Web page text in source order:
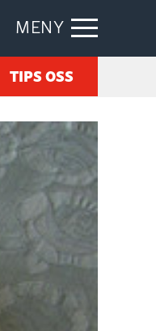
MENY
TIPS OSS